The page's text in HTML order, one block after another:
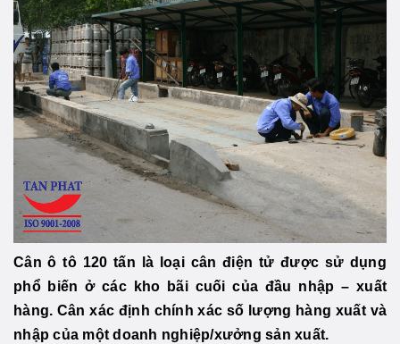
Cân ô tô 120 tấn là loại cân điện tử được sử dụng
phổ biến ở các kho bãi cuối của đầu nhập – xuất
hàng. Cân xác định chính xác số lượng hàng xuất và
nhập của một doanh nghiệp/xưởng sản xuất.